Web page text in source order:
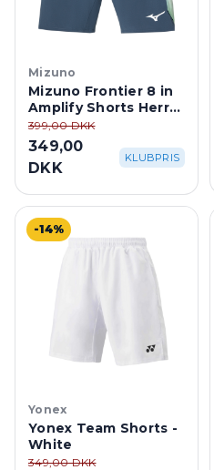
Mizuno
Mizuno Frontier 8 in
Amplify Shorts Herre
- Vintage Indigo
399,00 DKK
349,00
DKK
KLUBPRIS
-14%
Yonex
Yonex Team Shorts -
White
349,00 DKK